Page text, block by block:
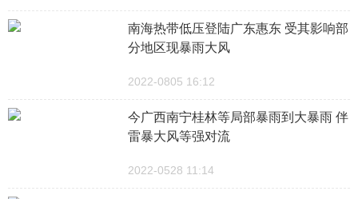
南海热带低压登陆广东惠东 受其影响部
分地区现暴雨大风
2022-0805 16:12
今广西南宁桂林等局部暴雨到大暴雨 伴
雷暴大风等强对流
2022-0528 11:14